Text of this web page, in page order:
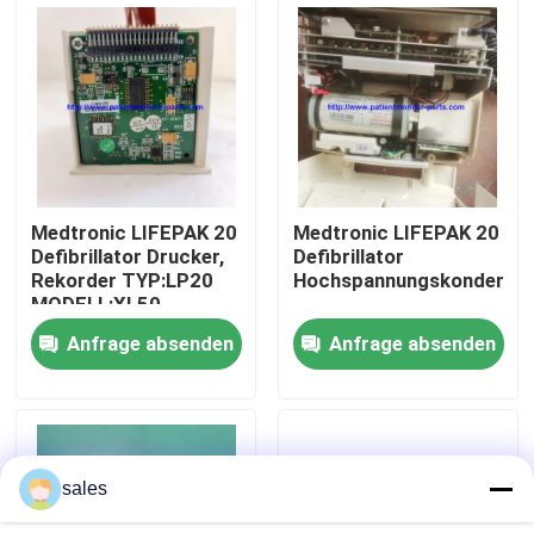
Über uns
Werksbesichtigung
Qualitätskontrolle
Kontakt mit uns
Bitte um ein Angebot
Teile für Patientenmonitore
Patientenmonitormodul
Medtronic LIFEPAK 20
Defibrillator Drucker,
Rekorder TYP:LP20
MODELL:XL50
PN:600-23003-09
Anfrage absenden
Medtronic LIFEPAK 20
Defibrillator
Anfrage absenden
sales